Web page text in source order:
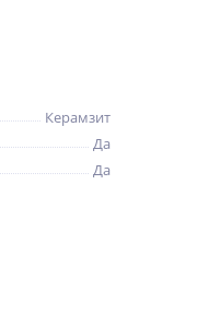
Керамзит
Да
Да